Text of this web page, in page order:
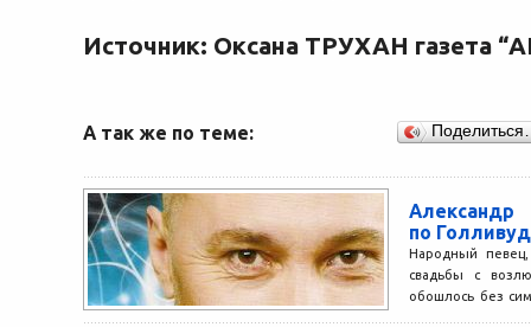
Источник: Оксана ТРУХАН газета
А так же по теме:
Александр
по
Народный певец,
свадьбы с
обошлось без